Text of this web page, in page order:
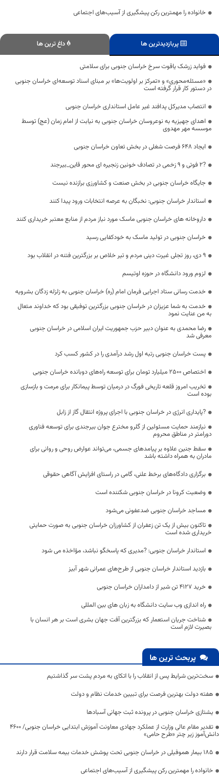
خانواده را مهمترین رکن پیشگیری از آسیب‌های اجتماعی
پربازدیدترین ها داغ ترین ها
فواید زرشک یاقوت سرخ خراسان جنوبی برای سلامتی
«مسئله‌محوری» و «تمرکز بر اولویت‌ها» بر مبنای اسناد توسعه‌ای خراسان جنوبی
در دستور کار قرار گرفته است
انتصاب مدیرکل پدافند غیر عامل استانداری خراسان جنوبی
اهدای جهیزیه به نوعروسان خراسان جنوبی به نیابت از امام زمان (عج) توسط
موسسه مهر مهدوی
ایجاد ۶۴۸ فرصت شغلی در بخش تعاون خراسان جنوبی
?۲ فوتی و ۹ زخمی در تصادف خونین زنجیره ای محور قاین_بیرجند
جایگاه خراسان جنوبی در بخش صنعت و کشاورزی برازنده نیست
استاندار خراسان جنوبی: نخبگان به عرصه انتخابات ورود پیدا کنند
داروخانه های خراسان جنوبی ماسک مورد نیاز مردم از منابع معتبر خریداری کنند
خراسان جنوبی در تولید ماسک به خودکفایی رسید
۹ دی، روز تجلی غیرت دینی مردم و تیر خلاص بر بزرگترین فتنه در انقلاب بود
لزوم ورود دانشگاه در حوزه اوتیسم
خدمت رسانی ستاد اجرایی فرمان امام (ره) خراسان جنوبی به زلزله زدگان بشرویه
خدمت به شما عزیزان در خراسان جنوبی بزرگترین توفیقی بود که خداوند متعال
به من عنایت نمود
رضا محمدی به عنوان دبیر حزب جمهوریت ایران اسلامی در خراسان جنوبی
معرفی شد
پست خراسان جنوبی رتبه اول رشد درآمدی را در کشور کسب کرد
اختصاص 2500 میلیارد تومان برای توسعه راه‌های دوبانده خراسان جنوبی
تخریب امروز قلعه تاریخی فورگ در درمیان توسط پیمانکار برای مرمت و بازسازی
بوده است
?پایداری انرژی در خراسان جنوبی با اجرای پروژه انتقال گاز از زابل
نیازمند حمایت مسئولین از گلرو مخترع جوان بیرجندی برای توسعه فناوری
دورامتر در مناطق محروم
سقط جنین علاوه بر پیامدهای جسمی، می‌تواند عوارض روحی و روانی برای
مادران به همراه داشته باشد
برگزاری دادگاه‌های برخط علنی، گامی در راستای افزایش آگاهی‌ حقوقی
وضعیت کرونا در خراسان جنوبی شکننده است
مساجد خراسان جنوبی ضدعفونی می‌شود
تاکنون بیش از یک تن زعفران از کشاورزان خراسان جنوبی به صورت حمایتی
خریداری شده است
استاندار خراسان جنوبی: ?مدیری که پاسخگو نباشد، مؤاخذه می شود
بازدید استاندار خراسان جنوبی از طرح‌های عمرانی شهر آبیز
خرید 4127 تن شیر از دامداران خراسان جنوبی
راه اندازی وب سایت دانشگاه به زبان های بین المللی
شناخت جریان استعمار که بزرگترین آفت جهان بشری است بر هر انسان با
بصیرت لازم است
پربحث ترین ها
سخت‌ترین شرایط پس از انقلاب را با اتکای به مردم پشت سر گذاشتیم
هفته دولت بهترین فرصت برای تبیین خدمات نظام و دولت
یشتازی خراسان جنوبی در پرونده ثبت جهانی آسبادها
تقدیر مقام عالی وزارت از عملکرد جهادی معاونت آموزش ابتدایی خراسان جنوبی/ ۴۶۰۰
دانش‌آموز زیر چتر «طرح حامی»
۱۸۵ بیمار هموفیلی در خراسان جنوبی تحت پوشش خدمات بیمه سلامت قرار دارند
خانواده را مهمترین رکن پیشگیری از آسیب‌های اجتماعی